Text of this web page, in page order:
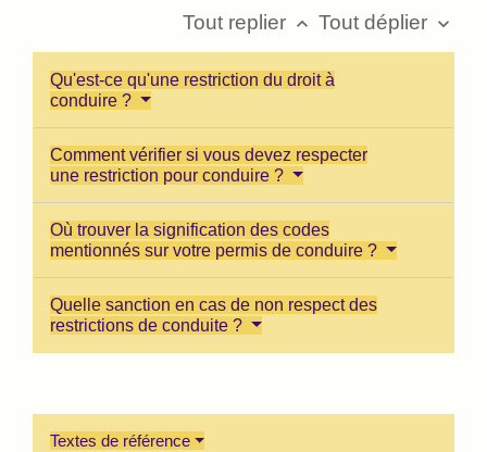
Tout replier keyboard_arrow_up Tout déplier keyboard_arrow_down
Qu'est-ce qu'une restriction du droit à
conduire ?
Comment vérifier si vous devez respecter
une restriction pour conduire ?
Où trouver la signification des codes
mentionnés sur votre permis de conduire ?
Quelle sanction en cas de non respect des
restrictions de conduite ?
Textes de référence